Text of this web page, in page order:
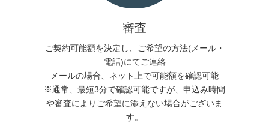
審査
ご契約可能額を決定し、ご希望の方法(メール・
電話)にてご連絡
メールの場合、ネット上で可能額を確認可能
※通常、最短3分で確認可能ですが、申込み時間
や審査によりご希望に添えない場合がございま
す。